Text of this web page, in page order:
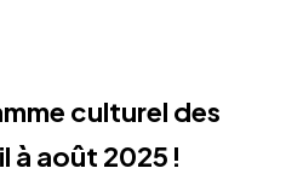
cultu­rel des
à août 2025 !